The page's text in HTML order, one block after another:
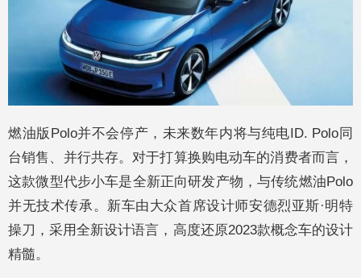
燃油版Polo并不会停产，未来数年内将与纯电ID. Polo同
台销售、并行共存。对于打算换购电动车的消费者而言，
这款微型代步小车是全新正向研发产物，与传统燃油Polo
并无技术传承。新车由大众首席设计师安德烈亚斯·明特
操刀，采用全新设计语言，高度还原2023款概念车的设计
精髓。